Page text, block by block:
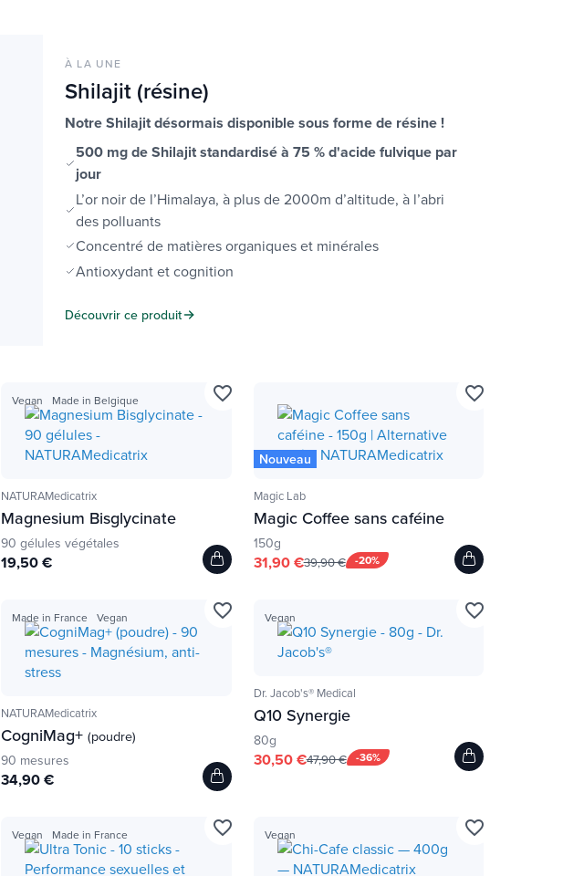
À LA UNE
Shilajit (résine)
Notre Shilajit désormais disponible sous forme de résine !
500 mg de Shilajit standardisé à 75 % d'acide fulvique par
jour
L’or noir de l’Himalaya, à plus de 2000m d’altitude, à l’abri
des polluants
Concentré de matières organiques et minérales
Antioxydant et cognition
Découvrir ce produit
Vegan Made in Belgique
NATURAMedicatrix
Magnesium Bisglycinate
90 gélules végétales
19,50 €
favorite_border
Nouveau
Magic Lab
Magic Coffee sans caféine
150g
-20%
31,90 €39,90 €
favorite_border
Made in France Vegan
NATURAMedicatrix
CogniMag+(poudre)
90 mesures
34,90 €
favorite_border Vegan
Dr. Jacob's® Medical
Q10 Synergie
80g
-36%
30,50 €47,90 €
favorite_border
Vegan Made in France favorite_border Vegan favorite_border